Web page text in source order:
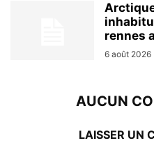
rennes
6 août 2026
AUCUN
LAISSER UN